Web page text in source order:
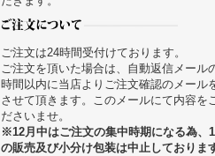
ご注文は24時間受付けております。
ご注文を頂いた場合は、自動返信メール
時間以内に当店よりご注文確認のメール
させて頂きます。このメールにて内容を
ださいませ。
※12月中はご注文の集中時期になる為、
の販売及び小分け包装は中止しておりま